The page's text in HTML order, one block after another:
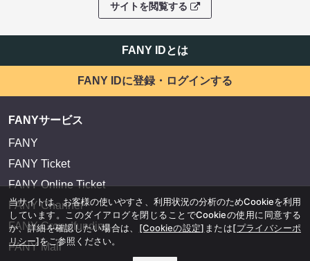
サイトを閲覧する
FANY IDとは
FANY IDに登録・ログインする
FANYサービス
FANY
FANY Ticket
FANY Online Ticket
FANY Channel
FANY Crowdfunding
FANY Mall
当サイトは、お客様の使いやすさ、利用状況の分析のためCookieを利用
しています。このダイアログを閉じることでCookieの使用に同意する
か、詳細を確認したい場合は、 [Cookieの設定] または[プライバシーポ
リシー]をご参照ください。